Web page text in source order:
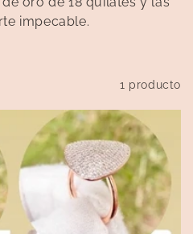
impecable.
1 producto